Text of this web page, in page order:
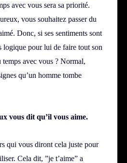
avec vous sera sa priorité.
vous souhaitez passer du
Donc, si ses sentiments sont
logique pour lui de faire tout son
temps avec vous ? Normal,
qu’un homme tombe
vous dit qu’il vous aime.
qui vous diront cela juste pour
Cela dit, ”je t’aime” a